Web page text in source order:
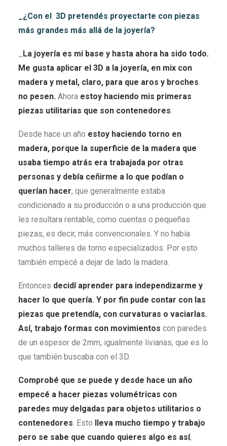
_¿Con el 3D pretendés proyectarte con piezas
más grandes más allá de la joyería?
La joyería es mi base y hasta ahora ha sido todo.
Me gusta aplicar el 3D a la joyería, en mix con
madera y metal, claro, para que aros y broches
no pesen. Ahora estoy haciendo mis primeras
piezas utilitarias que son contenedores.
Desde hace un año estoy haciendo torno en
madera, porque la superficie de la madera que
usaba tiempo atrás era trabajada por otras
personas y debía ceñirme a lo que podían o
querían hacer, que generalmente estaba
condicionado a su producción o a una producción que
les resultara rentable, como cuentas o pequeñas
piezas, es decir, más convencionales. Y no había
muchos talleres de torno especializados. Por esto
también empecé a dejar de lado la madera.
Entonces decidí aprender para independizarme y
hacer lo que quería. Y por fin pude contar con las
piezas que pretendía, con curvaturas o vaciarlas.
Así, trabajo formas con movimientos con paredes
de un espesor de 2mm, igualmente livianas, que es lo
que también buscaba con el 3D.
Comprobé que se puede y desde hace un año
empecé a hacer piezas volumétricas con
paredes muy delgadas para objetos utilitarios o
contenedores. Esto lleva mucho tiempo y trabajo
pero se sabe que cuando quieres algo es así;